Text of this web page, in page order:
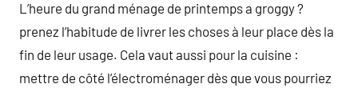
L’heure du grand ménage de printemps a groggy ?
prenez l’habitude de livrer les choses à leur place dès la
fin de leur usage. Cela vaut aussi pour la cuisine :
mettre de côté l’électroménager dès que vous pourriez